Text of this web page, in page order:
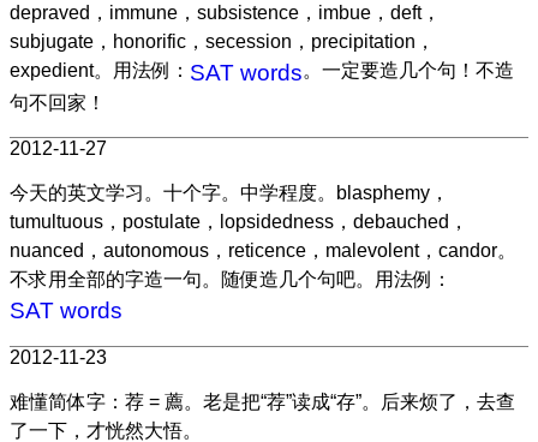
depraved，immune，subsistence，imbue，deft，
subjugate，honorific，secession，precipitation，
expedient。用法例： SAT words。一定要造几个句！不造
句不回家！
2012-11-27
今天的英文学习。十个字。中学程度。blasphemy，
tumultuous，postulate，lopsidedness，debauched，
nuanced，autonomous，reticence，malevolent，candor。
不求用全部的字造一句。随便造几个句吧。用法例：
SAT words
2012-11-23
难懂简体字：荐 = 薦。老是把“荐”读成“存”。后来烦了，去查
了一下，才恍然大悟。